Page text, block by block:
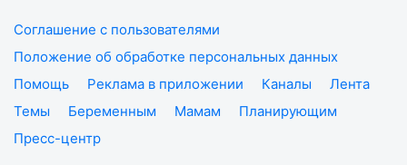
Соглашение с пользователями
Положение об обработке персональных данных
Помощь
Реклама в приложении Каналы
Лента
Темы
Беременным Мамам
Планирующим
Пресс-центр